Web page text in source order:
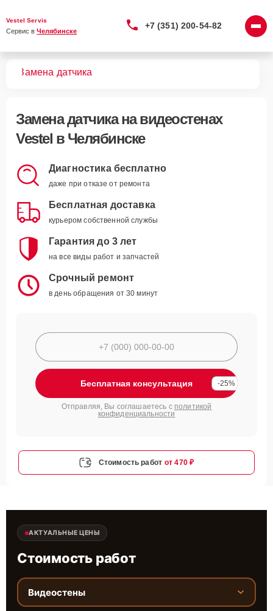
Vestel Servis
Сервис в Челябинске
+7 (351) 200-54-82
Замена датчика
Замена датчикана видеостенах
Vestel в Челябинске
Диагностика бесплатно
даже при отказе от ремонта
Бесплатная доставка
курьером собственной службы
Гарантия до 3 лет
на все виды работ и запчастей
Срочный ремонт
в день обращения от 30 минут
Бесплатная консультация -25%
Отправляя, Вы соглашаетесь с политикой
конфиденциальности
Стоимость работ от 470 ₽
АКТУАЛЬНЫЕ ЦЕНЫ
Стоимость работ
Видеостены